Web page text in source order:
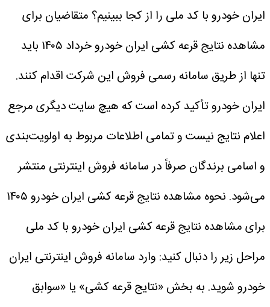
ایران خودرو با کد ملی را از کجا ببینیم؟ متقاضیان برای
مشاهده نتایج قرعه کشی ایران خودرو خرداد ۱۴۰۵ باید
تنها از طریق سامانه رسمی فروش این شرکت اقدام کنند.
ایران خودرو تأکید کرده است که هیچ سایت دیگری مرجع
اعلام نتایج نیست و تمامی اطلاعات مربوط به اولویت‌بندی
و اسامی برندگان صرفاً در سامانه فروش اینترنتی منتشر
می‌شود. نحوه مشاهده نتایج قرعه کشی ایران خودرو ۱۴۰۵
برای مشاهده نتایج قرعه کشی ایران خودرو با کد ملی
مراحل زیر را دنبال کنید: وارد سامانه فروش اینترنتی ایران
خودرو شوید. به بخش «نتایج قرعه کشی» یا «سوابق